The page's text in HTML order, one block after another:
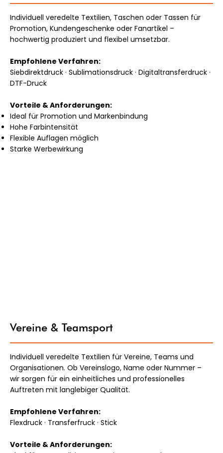
Individuell veredelte Textilien, Taschen oder Tassen für
Promotion, Kundengeschenke oder Fanartikel –
hochwertig produziert und flexibel umsetzbar.
Empfohlene Verfahren:
Siebdirektdruck · Sublimationsdruck · Digitaltransferdruck ·
DTF-Druck
Vorteile & Anforderungen:
Ideal für Promotion und Markenbindung
Hohe Farbintensität
Flexible Auflagen möglich
Starke Werbewirkung
Individuell veredelte Textilien für Vereine, Teams und
Organisationen. Ob Vereinslogo, Name oder Nummer –
wir sorgen für ein einheitliches und professionelles
Auftreten mit langlebiger Qualität.
Empfohlene Verfahren:
Flexdruck · Transferfruck · Stick
Vorteile & Anforderungen:
Vereine & Teamsport